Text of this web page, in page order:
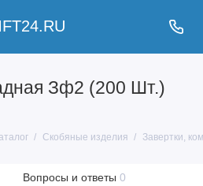
Зф2 (200 Шт.)
Скобяные изделия Завертки,
Вопросы и ответы 0